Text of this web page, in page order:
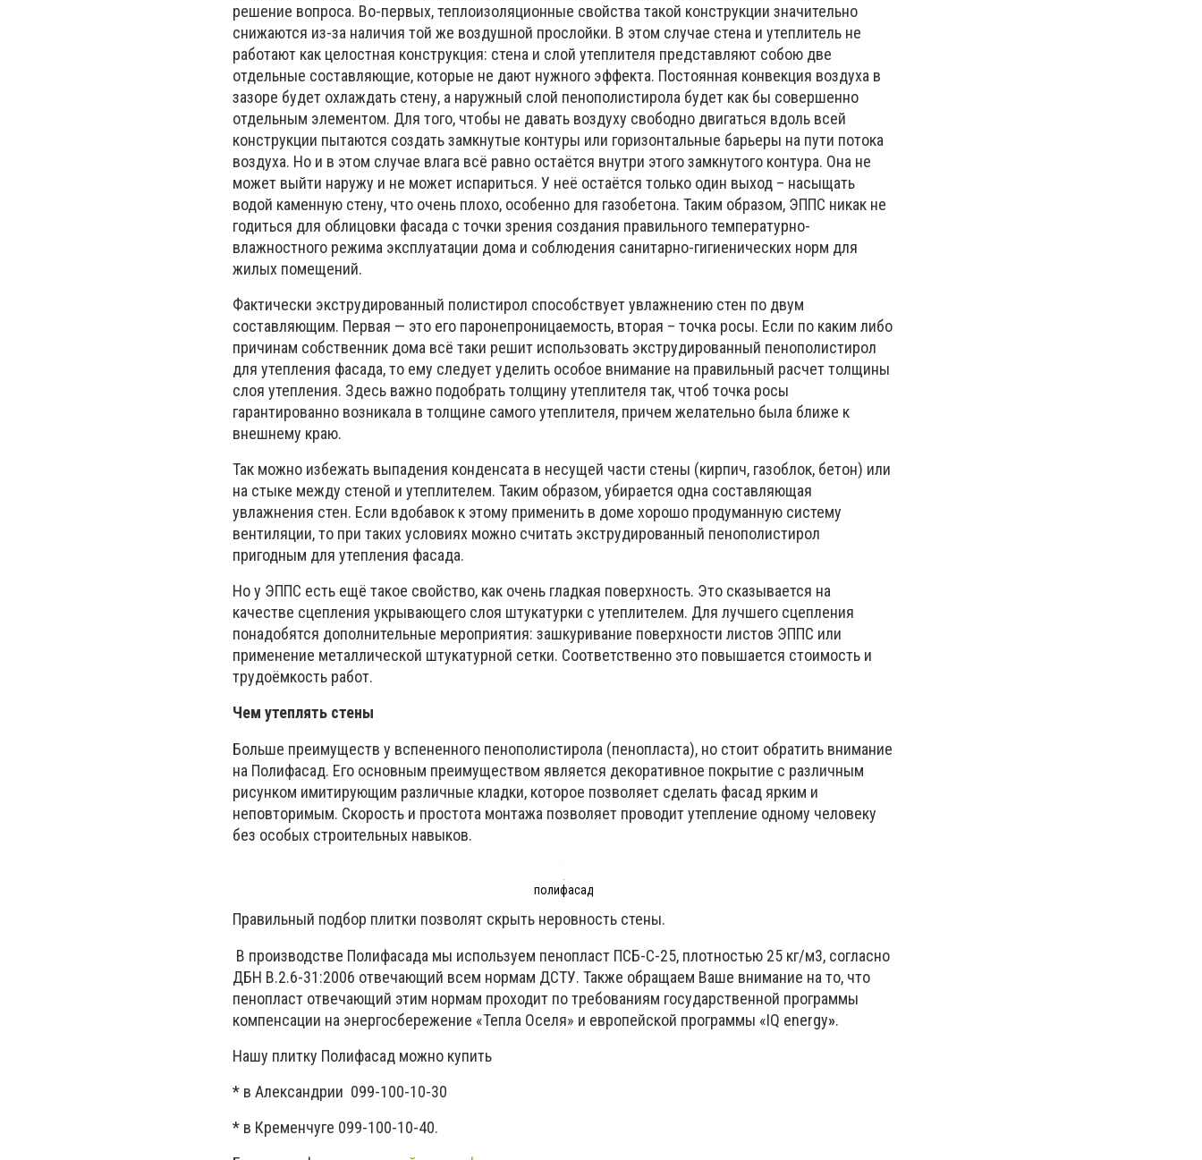
решение вопроса. Во-первых, теплоизоляционные свойства такой конструкции значительно
снижаются из-за наличия той же воздушной прослойки. В этом случае стена и утеплитель не
работают как целостная конструкция: стена и слой утеплителя представляют собою две
отдельные составляющие, которые не дают нужного эффекта. Постоянная конвекция воздуха в
зазоре будет охлаждать стену, а наружный слой пенополистирола будет как бы совершенно
отдельным элементом. Для того, чтобы не давать воздуху свободно двигаться вдоль всей
конструкции пытаются создать замкнутые контуры или горизонтальные барьеры на пути потока
воздуха. Но и в этом случае влага всё равно остаётся внутри этого замкнутого контура. Она не
может выйти наружу и не может испариться. У неё остаётся только один выход – насыщать
водой каменную стену, что очень плохо, особенно для газобетона. Таким образом, ЭППС никак не
годиться для облицовки фасада с точки зрения создания правильного температурно-
влажностного режима эксплуатации дома и соблюдения санитарно-гигиенических норм для
жилых помещений.
Фактически экструдированный полистирол способствует увлажнению стен по двум
составляющим. Первая — это его паронепроницаемость, вторая – точка росы. Если по каким либо
причинам собственник дома всё таки решит использовать экструдированный пенополистирол
для утепления фасада, то ему следует уделить особое внимание на правильный расчет толщины
слоя утепления. Здесь важно подобрать толщину утеплителя так, чтоб точка росы
гарантированно возникала в толщине самого утеплителя, причем желательно была ближе к
внешнему краю.
Так можно избежать выпадения конденсата в несущей части стены (кирпич, газоблок, бетон) или
на стыке между стеной и утеплителем. Таким образом, убирается одна составляющая
увлажнения стен. Если вдобавок к этому применить в доме хорошо продуманную систему
вентиляции, то при таких условиях можно считать экструдированный пенополистирол
пригодным для утепления фасада.
Но у ЭППС есть ещё такое свойство, как очень гладкая поверхность. Это сказывается на
качестве сцепления укрывающего слоя штукатурки с утеплителем. Для лучшего сцепления
понадобятся дополнительные мероприятия: зашкуривание поверхности листов ЭППС или
применение металлической штукатурной сетки. Соответственно это повышается стоимость и
трудоёмкость работ.
Чем утеплять стены
Больше преимуществ у вспененного пенополистирола (пенопласта), но стоит обратить внимание
на Полифасад. Его основным преимуществом является декоративное покрытие с различным
рисунком имитирующим различные кладки, которое позволяет сделать фасад ярким и
неповторимым. Скорость и простота монтажа позволяет проводит утепление одному человеку
без особых строительных навыков.
полифасад
Правильный подбор плитки позволят скрыть неровность стены.
В производстве Полифасада мы используем пенопласт ПСБ-С-25, плотностью 25 кг/м3, согласно
ДБН В.2.6-31:2006 отвечающий всем нормам ДСТУ. Также обращаем Ваше внимание на то, что
пенопласт отвечающий этим нормам проходит по требованиям государственной программы
компенсации на энергосбережение «Тепла Оселя» и европейской программы «IQ energy».
Нашу плитку Полифасад можно купить
* в Александрии 099-100-10-30
* в Кременчуге 099-100-10-40.